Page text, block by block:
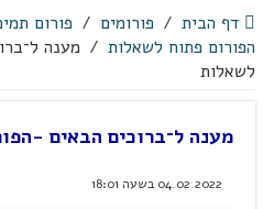
דף הבית / פורומים / פורום
הפורום פתוח לשאלות / מענה
לשאלות
מענה ל־ברוכים הבאים -
04.02.2022 בשעה 18:01